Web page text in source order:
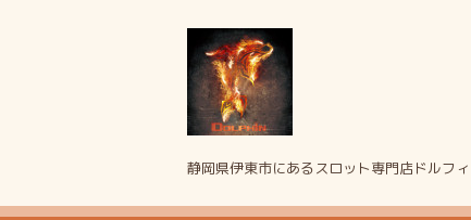
静岡県伊東市にあるスロット専門店ドルフ